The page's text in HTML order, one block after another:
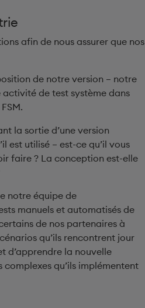
afin de nous assurer que nos
de notre version – notre
activité de test système dans
la sortie d’une version
est utilisé – est-ce qu’il vous
faire ? La conception est-elle
notre équipe de
manuels et automatisés de
de nos partenaires à
qu’ils rencontrent jour
d’apprendre la nouvelle
qu’ils implémentent